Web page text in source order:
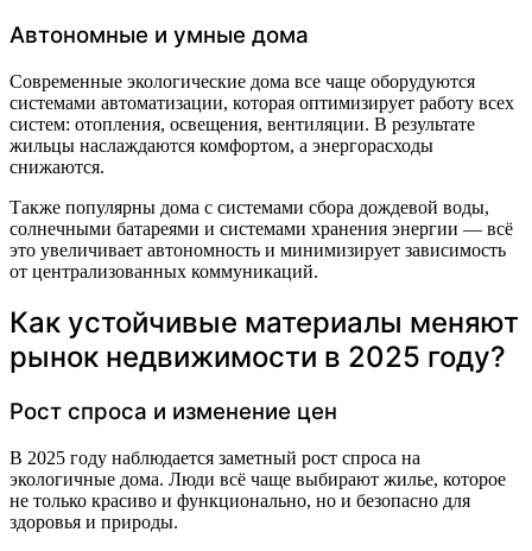
Автономные и умные дома
Современные экологические дома все чаще оборудуются
системами автоматизации, которая оптимизирует работу всех
систем: отопления, освещения, вентиляции. В результате
жильцы наслаждаются комфортом, а энергорасходы
снижаются.
Также популярны дома с системами сбора дождевой воды,
солнечными батареями и системами хранения энергии — всё
это увеличивает автономность и минимизирует зависимость
от централизованных коммуникаций.
Как устойчивые материалы меняют
рынок недвижимости в 2025 году?
Рост спроса и изменение цен
В 2025 году наблюдается заметный рост спроса на
экологичные дома. Люди всё чаще выбирают жилье, которое
не только красиво и функционально, но и безопасно для
здоровья и природы.